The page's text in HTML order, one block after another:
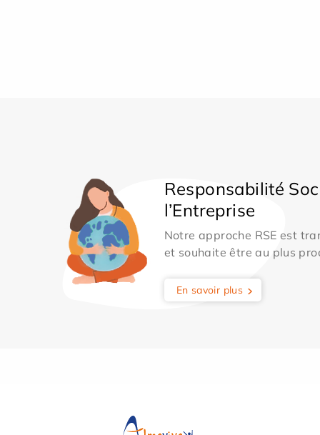
Responsabilité
l’Entreprise
Notre approche RSE est
et souhaite être au plus
En savoir plus